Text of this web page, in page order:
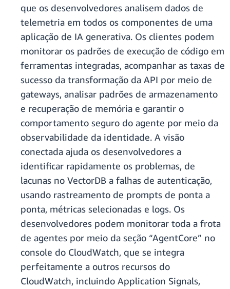
que os desenvolvedores analisem dados de
telemetria em todos os componentes de uma
aplicação de IA generativa. Os clientes podem
monitorar os padrões de execução de código em
ferramentas integradas, acompanhar as taxas de
sucesso da transformação da API por meio de
gateways, analisar padrões de armazenamento
e recuperação de memória e garantir o
comportamento seguro do agente por meio da
observabilidade da identidade. A visão
conectada ajuda os desenvolvedores a
identificar rapidamente os problemas, de
lacunas no VectorDB a falhas de autenticação,
usando rastreamento de prompts de ponta a
ponta, métricas selecionadas e logs. Os
desenvolvedores podem monitorar toda a frota
de agentes por meio da seção “AgentCore” no
console do CloudWatch, que se integra
perfeitamente a outros recursos do
CloudWatch, incluindo Application Signals,